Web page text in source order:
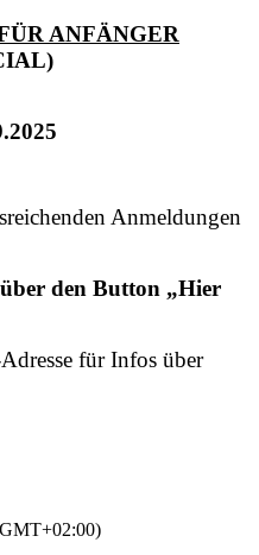
ANFÄNGER
Anmeldungen
über den Button „Hier
für Infos über